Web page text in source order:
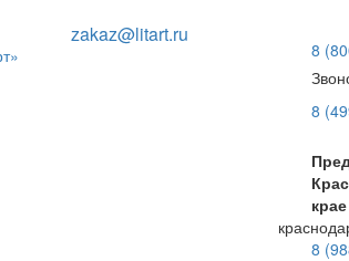
zakaz@litart.ru
8
8
крае
8